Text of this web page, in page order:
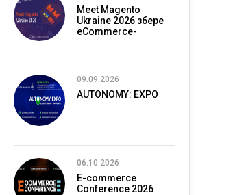
Meet Magento
Ukraine 2026 збере
eCommerce-
09.09.2026
AUTONOMY: EXPO
06.10.2026
E-commerce
Conference 2026